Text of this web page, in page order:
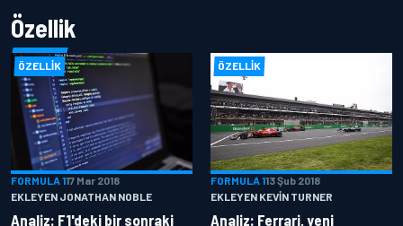
Özellik
ÖZELLIK
FORMULA 117 Mar 2018
EKLEYEN JONATHAN NOBLE
Analiz: F1'deki bir sonraki
ÖZELLIK
FORMULA 113 Şub 2018
EKLEYEN KEVIN TURNER
Analiz: Ferrari, yeni